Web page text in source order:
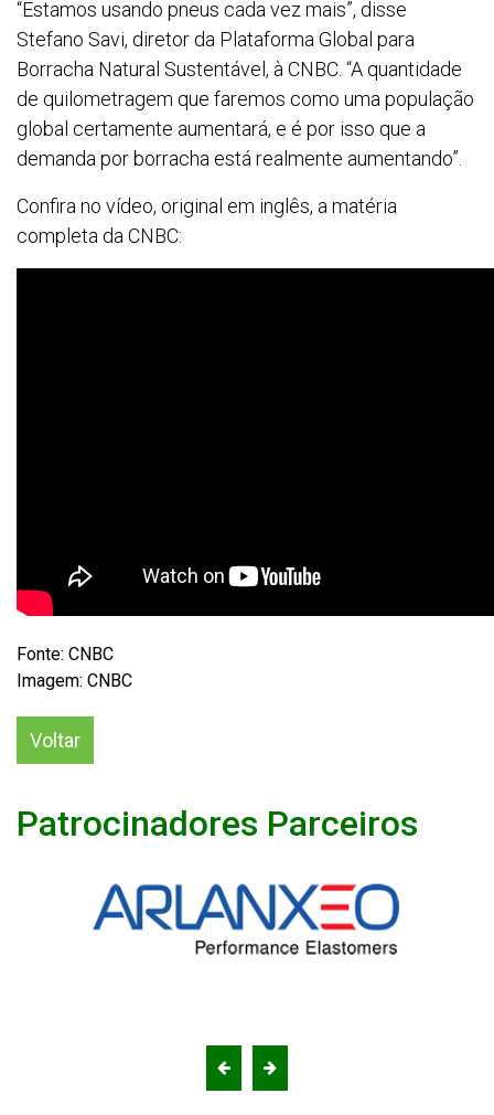
“Estamos usando pneus cada vez mais”, disse
Stefano Savi, diretor da Plataforma Global para
Borracha Natural Sustentável, à CNBC. “A quantidade
de quilometragem que faremos como uma população
global certamente aumentará, e é por isso que a
demanda por borracha está realmente aumentando”.
Confira no vídeo, original em inglês, a matéria
completa da CNBC:
Fonte: CNBC
Imagem: CNBC
Voltar
Patrocinadores Parceiros